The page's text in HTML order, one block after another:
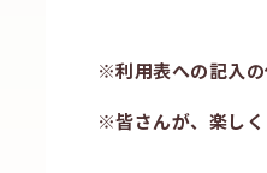
※利用表への記入
※皆さんが、楽しく